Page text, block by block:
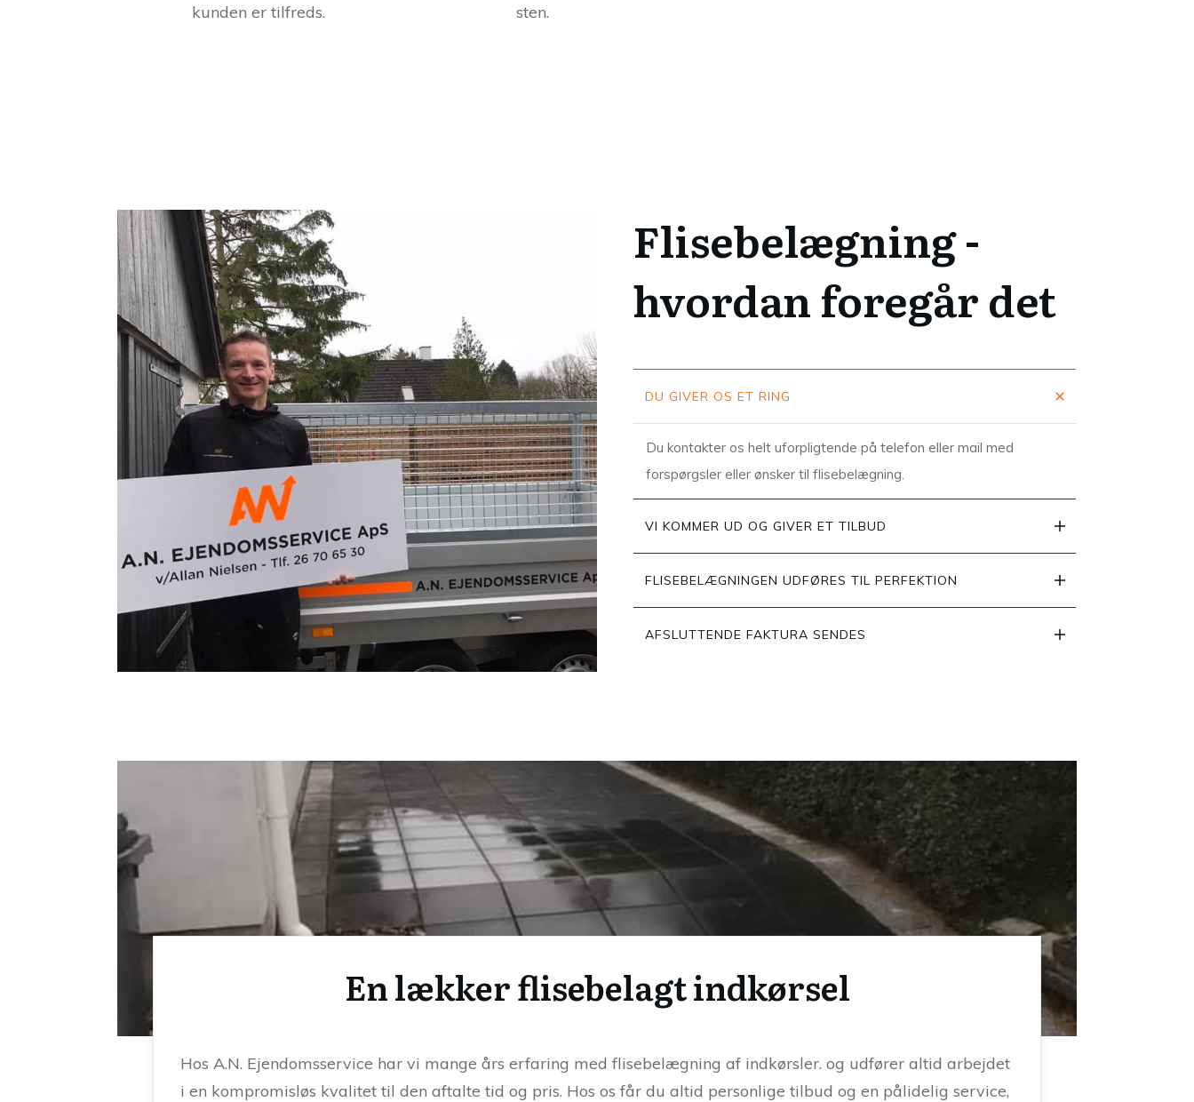
kunden er tilfreds.
sten.
Flisebelægning -
hvordan foregår det
DU GIVER OS ET RING
Du kontakter os helt uforpligtende på telefon eller mail med
forspørgsler eller ønsker til flisebelægning.
VI KOMMER UD OG GIVER ET TILBUD
FLISEBELÆGNINGEN UDFØRES TIL PERFEKTION
AFSLUTTENDE FAKTURA SENDES
En lækker flisebelagt indkørsel
Hos A.N. Ejendomsservice har vi mange års erfaring med flisebelægning af indkørsler. og udfører altid arbejdet
i en kompromisløs kvalitet til den aftalte tid og pris. Hos os får du altid personlige tilbud og en pålidelig service,